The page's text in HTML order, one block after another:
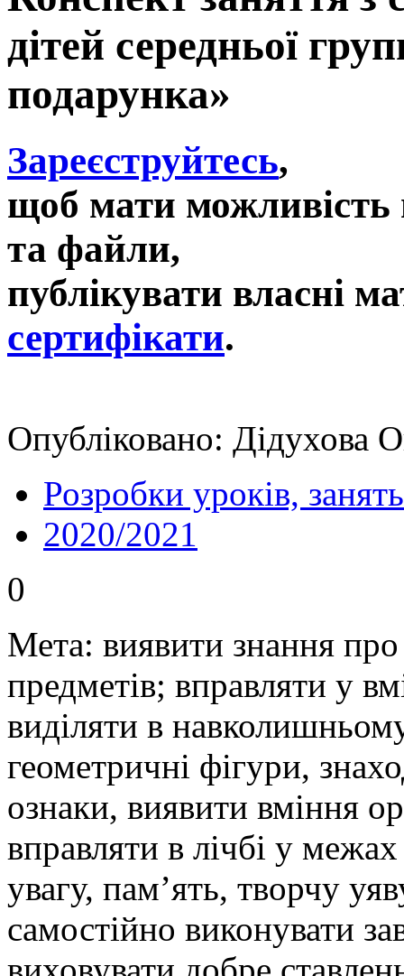
дітей середньої
подарунка»
Зареєструйтесь,
щоб мати можливість
та файли,
публікувати власні
сертифікати.
Опубліковано: Дідухова
Розробки уроків, занять
2020/2021
0
Мета: виявити знання
предметів; вправляти у
виділяти в
геометричні фігури,
ознаки, виявити вміння
вправляти в лічбі у
увагу, пам’ять, творчу
самостійно виконувати